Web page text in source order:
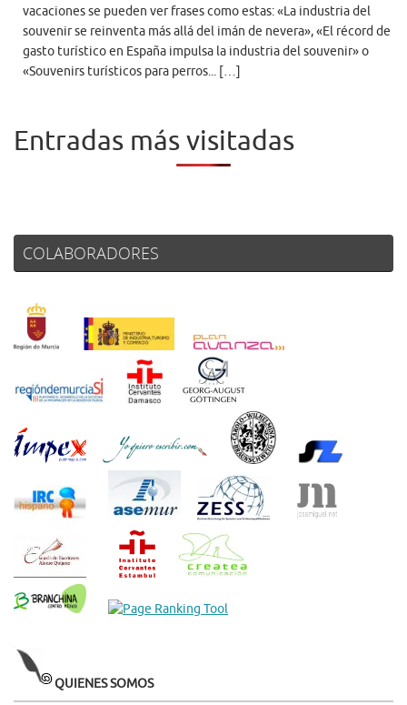
vacaciones se pueden ver frases como estas: «La industria del
souvenir se reinventa más allá del imán de nevera», «El récord de
gasto turístico en España impulsa la industria del souvenir» o
«Souvenirs turísticos para perros... […]
Entradas más visitadas
COLABORADORES
QUIENES SOMOS